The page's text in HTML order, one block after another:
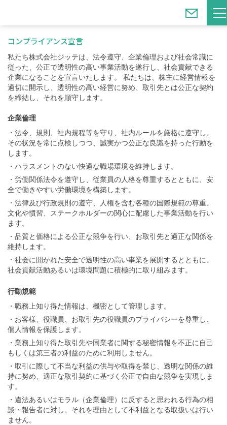
コンプライアンス宣言
私たち株式会社ジッテは、法令遵守、企業倫理および社会常識に
従った、公正で透明性の高い事業活動を遂行し、社会貢献できる
企業になることを宣言いたします。 私たちは、株主に経営情報を
適切に開示し、透明性の高い経営に努め、取引先とは公正な契約
を締結し、それを順守します。
企業倫理
・法令、規則、社内規程等を守り、社内ルールを厳格に遵守し、
その状況を常に点検しつつ、誠実かつ公正な良識を持った行動を
します。
・ハラスメントのない快適な職場環境を維持します。
・労働関係法令を遵守し、従業員の人格を尊重するとともに、安
全で働きやすい労働環境を構築します。
・法律及び行政規則の遵守、人権を含む各種の国際規範の尊重、
文化や慣習、ステークホルダーの関心に配慮した事業活動を行い
ます。
・品質と価格による公正な競争を行い、お取引先と適正な関係を
維持します。
・社会に開かれた安全で透明性の高い事業を展開するとともに、
社会貢献活動あるいは環境問題に積極的に取り組みます。
行動規範
・職務上知り得た情報は、機密として管理します。
・お客様、役職員、お取引先の役職員のプライバシーを尊重し、
個人情報を保護します。
・業務上知り得た取引先や同業者に関する秘密情報を不正に自己
もしくは第三者の利益のために利用しません。
・取引に際して不当な利益の供与や取得を禁じ、透明な関係の維
持に努め、適正な取引契約に基づく公正で自由な競争を実現しま
す。
・違法あるいはモラル（企業倫理）に反すると思われる行為の相
談・報告者に対し、それを理由として不利益となる取扱いは行い
ません。